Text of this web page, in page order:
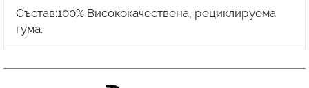
Състав:100% Висококачествена, рециклируема
гума.